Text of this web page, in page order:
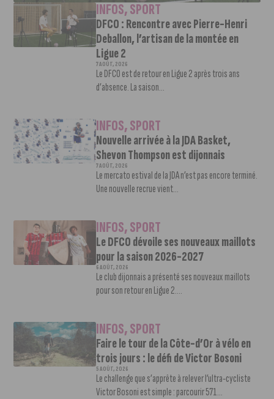
INFOS,SPORT
DFCO : Rencontre avec Pierre-Henri
Deballon, l’artisan de la montée en
Ligue 2
7 AOÛT, 2026
Le DFCO est de retour en Ligue 2 après trois ans
d’absence. La saison...
INFOS,SPORT
Nouvelle arrivée à la JDA Basket,
Shevon Thompson est dijonnais
7 AOÛT, 2026
Le mercato estival de la JDA n’est pas encore terminé.
Une nouvelle recrue vient...
INFOS,SPORT
Le DFCO dévoile ses nouveaux maillots
pour la saison 2026-2027
6 AOÛT, 2026
Le club dijonnais a présenté ses nouveaux maillots
pour son retour en Ligue 2....
INFOS,SPORT
Faire le tour de la Côte-d’Or à vélo en
trois jours : le défi de Victor Bosoni
5 AOÛT, 2026
Le challenge que s’apprête à relever l’ultra-cycliste
Victor Bosoni est simple : parcourir 571...